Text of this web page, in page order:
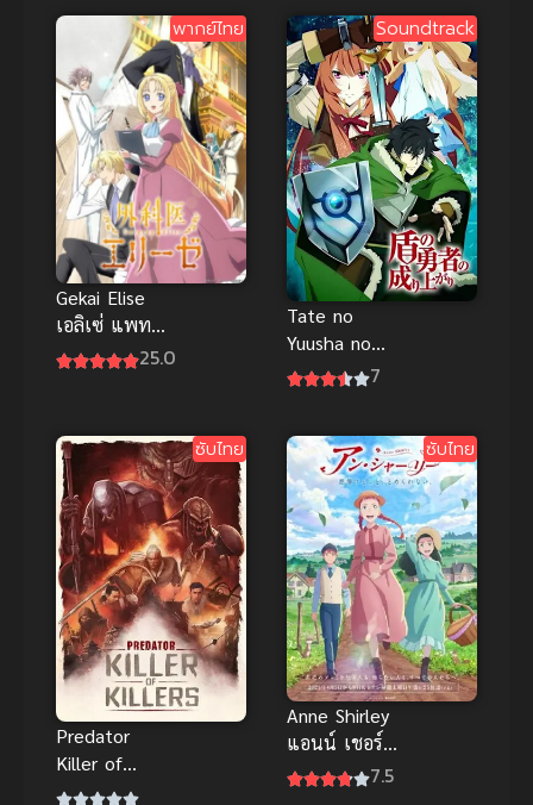
เมะตลกสุดฮา
นี่
พากย์ไทย
Gekai Elise
เอลิเซ่ แพทย์
หญิงทะลุมิติ25.0
Soundtrack
Tate no
Yuusha no
Nariagari ผู้7
ซับไทย
Predator
Killer of
Killers
ซับไทย
Anne Shirley
แอนน์ เชอร์ลี่
ย์
7.5